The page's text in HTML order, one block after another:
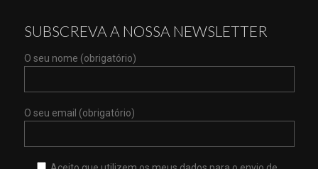
SUBSCREVA A NOSSA NEWSLETTER
O seu nome (obrigatório)
O seu email (obrigatório)